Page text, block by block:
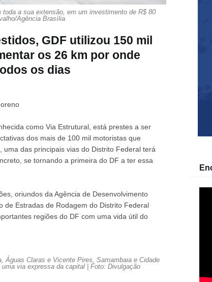
a sua extensão, em um investimento de R$ 80
Agência Brasília
GDF utilizou 150 mil
os 26 km por onde
os dias
como Via Estrutural, está prestes a ser
dos mais de 100 mil motoristas que
das principais vias do Distrito Federal terá
se tornando a primeira do DF a ter essa
oriundos da Agência de Desenvolvimento
de Estradas de Rodagem do Distrito Federal
regiões do DF com uma vida útil do
Águas Claras e Vicente Pires, Samambaia e Cidade
via expressa da capital | Foto: Divulgação